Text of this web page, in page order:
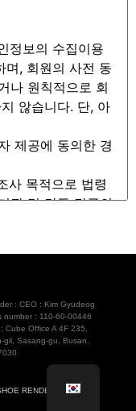
: CEO : Kim Gyudeog
number : 110-60-00446
Cube Office A 4F 235,
gil, Sasang-gu, Busan.
RENDER Co., Ltd.